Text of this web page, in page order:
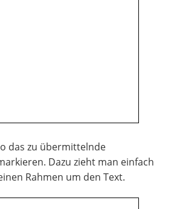
das zu übermittelnde
Dazu zieht man einfach
Rahmen um den Text.